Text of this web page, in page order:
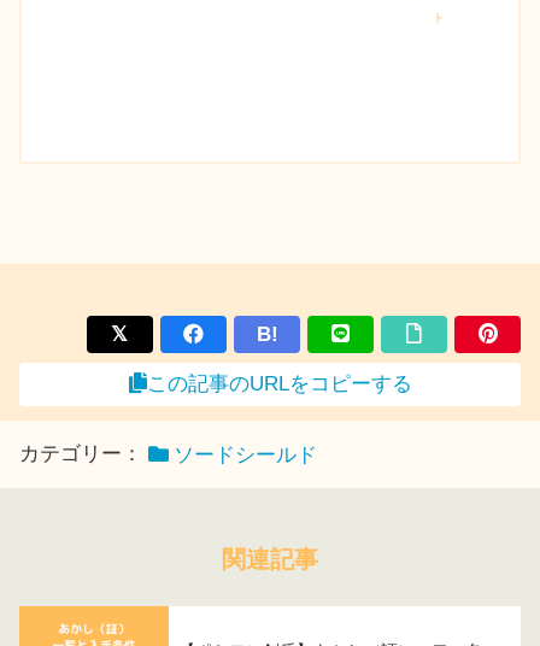
ト
B!
この記事のURLをコピーする
カテゴリー： ソードシールド
関連記事